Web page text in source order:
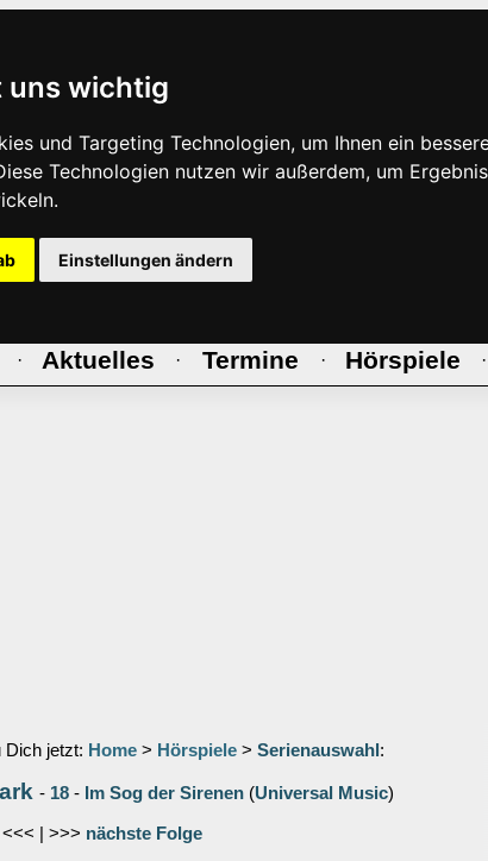
uns wichtig
und Targeting Technologien, um Ihnen ein
Technologien nutzen wir außerdem, um
Einstellungen ändern
· Aktuelles · Termine · Hörspiele ·
Dich jetzt: Home > Hörspiele > Serienauswahl :
- 18 - Im Sog der Sirenen (Universal Music)
<<< | >>> nächste Folge